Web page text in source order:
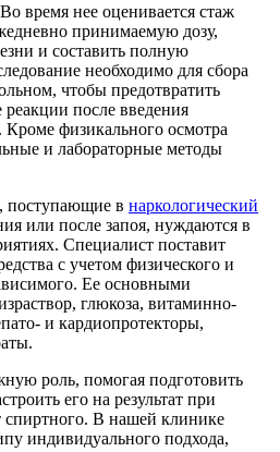
время нее оценивается стаж
принимаемую дозу,
и составить полную
необходимо для сбора
чтобы предотвратить
после введения
Кроме физикального осмотра
и лабораторные методы
поступающие в наркологический
или после запоя, нуждаются в
Специалист поставит
с учетом физического и
Ее основными
глюкоза, витаминно-
и кардиопротекторы,
роль, помогая подготовить
его на результат при
спиртного. В нашей клинике
индивидуального подхода,